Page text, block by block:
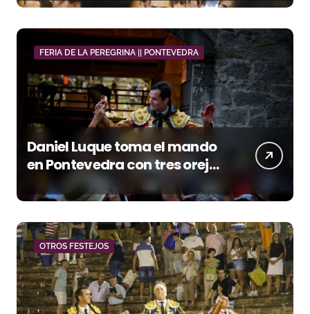
FERIA DE LA PEREGRINA || PONTEVEDRA
Daniel Luque toma el mando
en Pontevedra con tres orejas
y una Puerta Grande de peso
OTROS FESTEJOS